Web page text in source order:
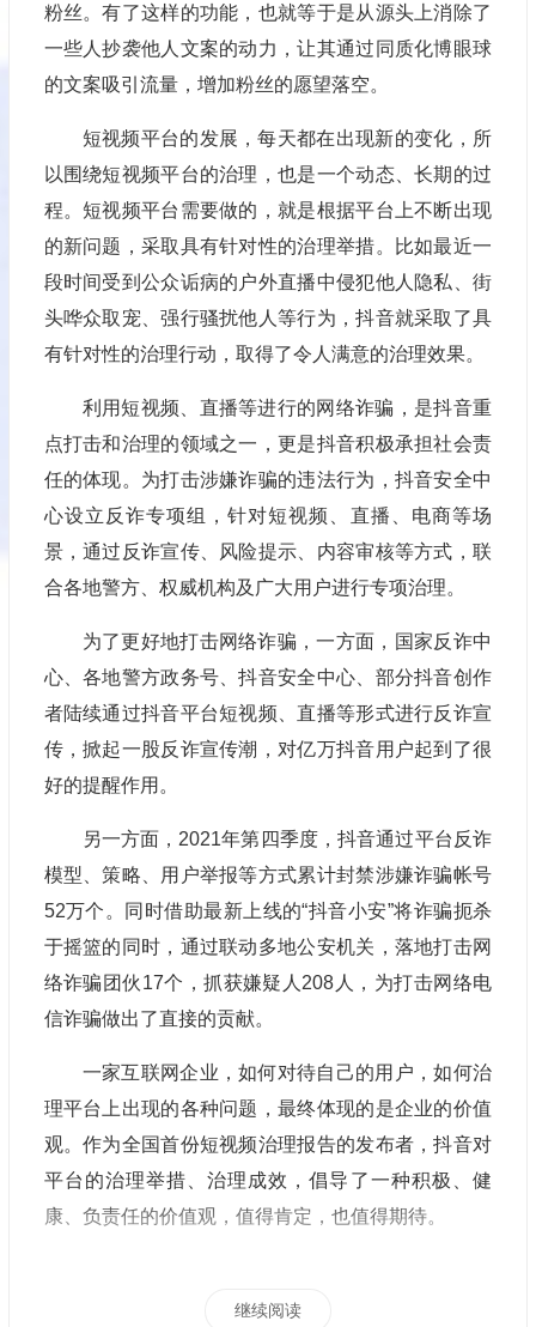
粉丝。有了这样的功能，也就等于是从源头上消除了
一些人抄袭他人文案的动力，让其通过同质化博眼球
的文案吸引流量，增加粉丝的愿望落空。
短视频平台的发展，每天都在出现新的变化，所
以围绕短视频平台的治理，也是一个动态、长期的过
程。短视频平台需要做的，就是根据平台上不断出现
的新问题，采取具有针对性的治理举措。比如最近一
段时间受到公众诟病的户外直播中侵犯他人隐私、街
头哗众取宠、强行骚扰他人等行为，抖音就采取了具
有针对性的治理行动，取得了令人满意的治理效果。
利用短视频、直播等进行的网络诈骗，是抖音重
点打击和治理的领域之一，更是抖音积极承担社会责
任的体现。为打击涉嫌诈骗的违法行为，抖音安全中
心设立反诈专项组，针对短视频、直播、电商等场
景，通过反诈宣传、风险提示、内容审核等方式，联
合各地警方、权威机构及广大用户进行专项治理。
为了更好地打击网络诈骗，一方面，国家反诈中
心、各地警方政务号、抖音安全中心、部分抖音创作
者陆续通过抖音平台短视频、直播等形式进行反诈宣
传，掀起一股反诈宣传潮，对亿万抖音用户起到了很
好的提醒作用。
另一方面，2021年第四季度，抖音通过平台反诈
模型、策略、用户举报等方式累计封禁涉嫌诈骗帐号
52万个。同时借助最新上线的“抖音小安”将诈骗扼杀
于摇篮的同时，通过联动多地公安机关，落地打击网
络诈骗团伙17个，抓获嫌疑人208人，为打击网络电
信诈骗做出了直接的贡献。
一家互联网企业，如何对待自己的用户，如何治
理平台上出现的各种问题，最终体现的是企业的价值
观。作为全国首份短视频治理报告的发布者，抖音对
平台的治理举措、治理成效，倡导了一种积极、健
康、负责任的价值观，值得肯定，也值得期待。
继续阅读